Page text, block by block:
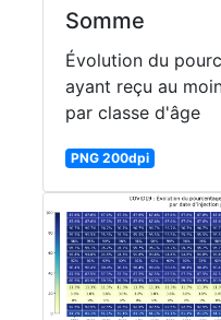
Somme
Évolution du
ayant reçu au
par classe d'âge
PNG 200dpi